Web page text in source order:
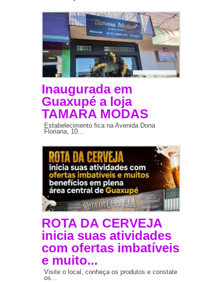
Inaugurada em
Guaxupé a loja
TAMARA MODAS
Estabelecimento fica na Avenida Dona
Floriana, 10...
ROTA DA CERVEJA
inicia suas atividades
com ofertas imbatíveis
e muito...
Visite o local, conheça os produtos e constate
os...